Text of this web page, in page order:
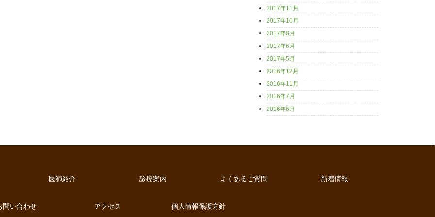
2017年11月
2017年10月
2017年8月
2017年6月
2017年5月
2016年12月
2016年11月
2016年7月
2016年6月
医師紹介 診療案内 よくあるご質問 新着情報
問い合わせ アクセス 個人情報保護方針